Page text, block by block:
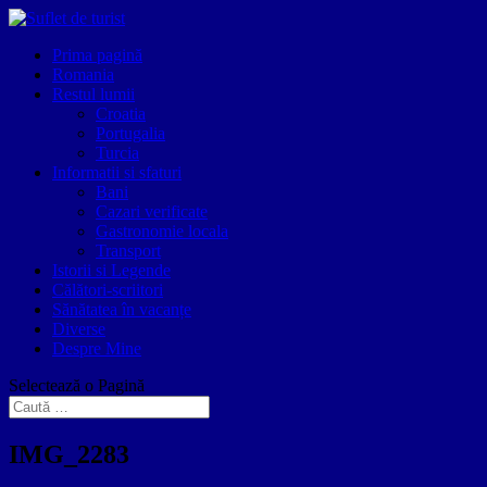
Prima pagină
Romania
Restul lumii
Croatia
Portugalia
Turcia
Informatii si sfaturi
Bani
Cazari verificate
Gastronomie locala
Transport
Istorii si Legende
Călători-scriitori
Sănătatea în vacanțe
Diverse
Despre Mine
Selectează o Pagină
IMG_2283